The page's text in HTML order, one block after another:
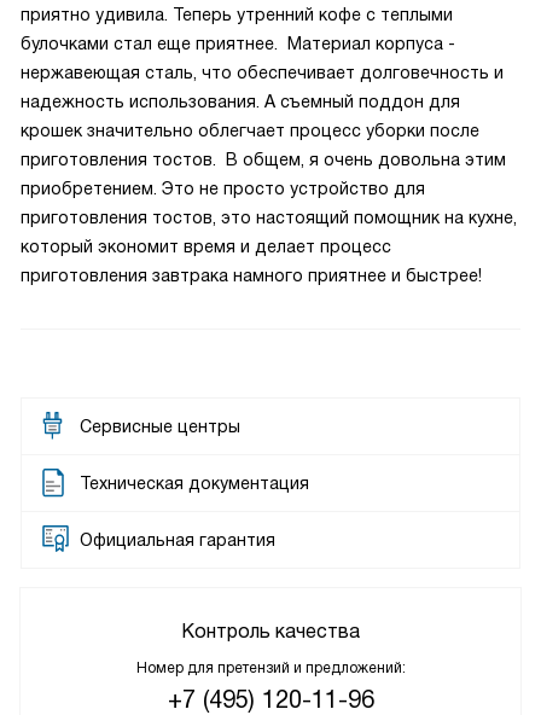
приятно удивила. Теперь утренний кофе с теплыми
булочками стал еще приятнее. Материал корпуса -
нержавеющая сталь, что обеспечивает долговечность и
надежность использования. А съемный поддон для
крошек значительно облегчает процесс уборки после
приготовления тостов. В общем, я очень довольна этим
приобретением. Это не просто устройство для
приготовления тостов, это настоящий помощник на кухне,
который экономит время и делает процесс
приготовления завтрака намного приятнее и быстрее!
Сервисные центры
Техническая документация
Официальная гарантия
Контроль качества
Номер для претензий и предложений:
+7 (495) 120-11-96